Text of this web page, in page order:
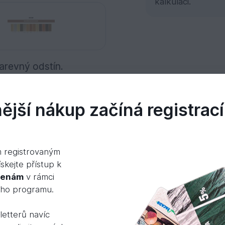
odstín.
a parketové podlahy
nákup začíná registrací
registrovaným
přístup k
v rámci
programu.
navíc